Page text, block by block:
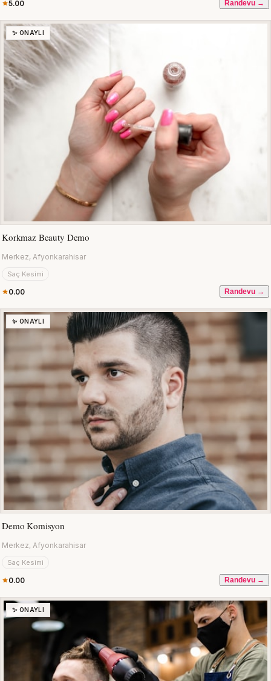
5.00 Randevu →
✨ ONAYLI
Korkmaz Beauty Demo
Merkez, Afyonkarahisar
Saç Kesimi
0.00 Randevu →
✨ ONAYLI
Demo Komisyon
Merkez, Afyonkarahisar
Saç Kesimi
0.00 Randevu →
✨ ONAYLI